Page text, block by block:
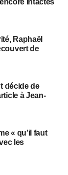
intactes
Raphaël
de
décide de
à Jean-
« qu’il faut
les